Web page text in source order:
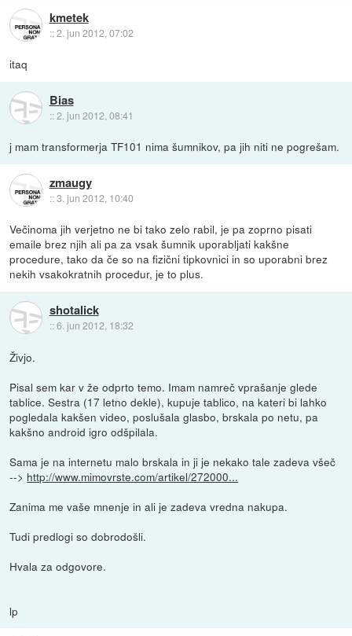
kmetek
::2. jun 2012, 07:02
itaq
Bias
::2. jun 2012, 08:41
j mam transformerja TF101 nima šumnikov, pa jih niti ne pogrešam.
zmaugy
::3. jun 2012, 10:40
Večinoma jih verjetno ne bi tako zelo rabil, je pa zoprno pisati
emaile brez njih ali pa za vsak šumnik uporabljati kakšne
procedure, tako da če so na fizični tipkovnici in so uporabni brez
nekih vsakokratnih procedur, je to plus.
shotalick
::6. jun 2012, 18:32
Živjo.
Pisal sem kar v že odprto temo. Imam namreč vprašanje glede
tablice. Sestra (17 letno dekle), kupuje tablico, na kateri bi lahko
pogledala kakšen video, poslušala glasbo, brskala po netu, pa
kakšno android igro odšpilala.
Sama je na internetu malo brskala in ji je nekako tale zadeva všeč
--> http://www.mimovrste.com/artikel/272000...
Zanima me vaše mnenje in ali je zadeva vredna nakupa.
Tudi predlogi so dobrodošli.
Hvala za odgovore.
lp